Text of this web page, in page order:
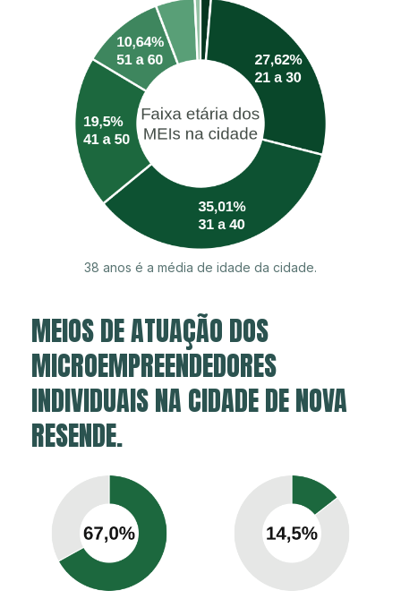
38 anos é a média de idade da cidade.
MEIOS DE ATUAÇÃO DOS
MICROEMPREENDEDORES
INDIVIDUAIS NA CIDADE DE NOVA
RESENDE.